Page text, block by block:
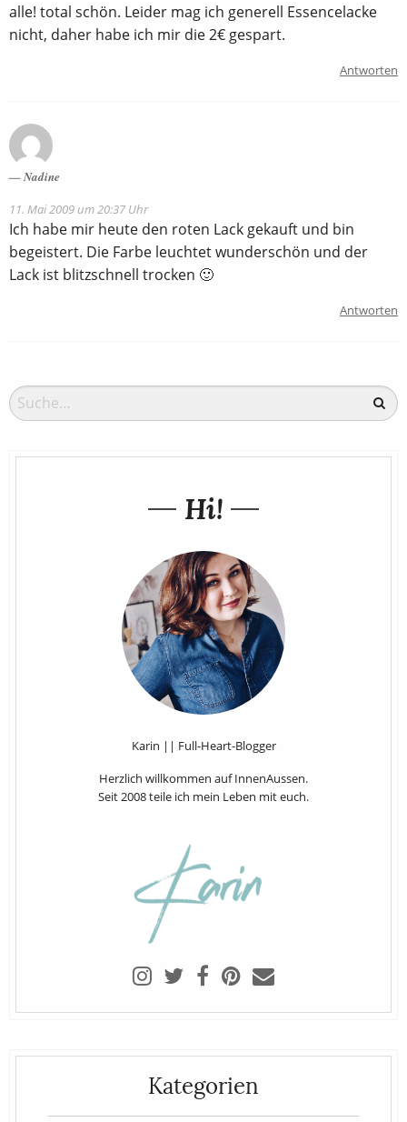
alle! total schön. Leider mag ich generell Essencelacke
nicht, daher habe ich mir die 2€ gespart.
Antworten
Nadine
11. Mai 2009 um 20:37 Uhr
Ich habe mir heute den roten Lack gekauft und bin
begeistert. Die Farbe leuchtet wunderschön und der
Lack ist blitzschnell trocken 🙂
Antworten
Hi!
Karin || Full-Heart-Blogger
Herzlich willkommen auf InnenAussen.
Seit 2008 teile ich mein Leben mit euch.
Kategorien